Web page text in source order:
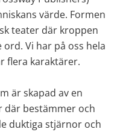
värde. Formen
teater där kroppen
Vi har på oss hela
flera karaktärer.
är skapad av en
där bestämmer och
duktiga stjärnor och